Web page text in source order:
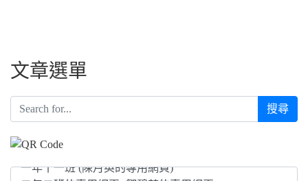
文章選單
搜尋